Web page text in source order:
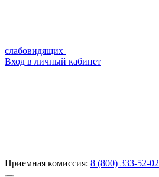
слабовидящих
Вход в личный кабинет
Приемная комиссия: 8 (800) 333-52-02